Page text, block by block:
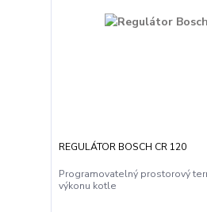
REGULÁTOR BOSCH CR 120
Programovatelný prostorový
výkonu kotle